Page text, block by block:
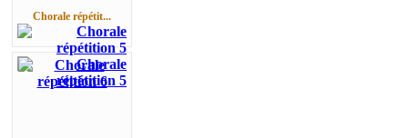
Chorale répétit...